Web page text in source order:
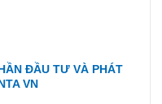
ĐẦU TƯ VÀ PHÁT
VN